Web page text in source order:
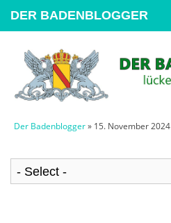
DER BADENBLOGGER
Der Badenblogger» 15. November 2024